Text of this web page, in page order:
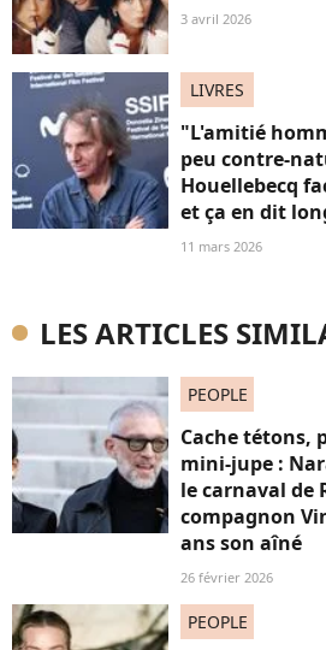
3 avril 2026
LIVRES
"L'amitié
peu contre-
Houellebecq
et ça en dit
11 mars 2026
LES ARTICLES
PEOPLE
Cache tétons,
mini-jupe :
le carnaval de
compagnon
ans son aîné
26 février 2026
PEOPLE